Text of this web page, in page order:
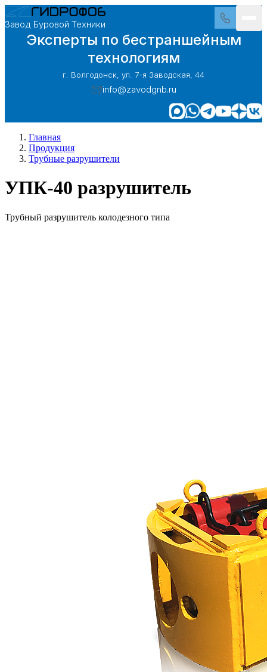
Завод Буровой Техники
Эксперты по бестраншейным
технологиям
г. Волгодонск, ул. 7-я Заводская, 44
info@zavodgnb.ru
Главная
Продукция
Трубные разрушители
УПК-40 разрушитель
Трубный разрушитель колодезного типа